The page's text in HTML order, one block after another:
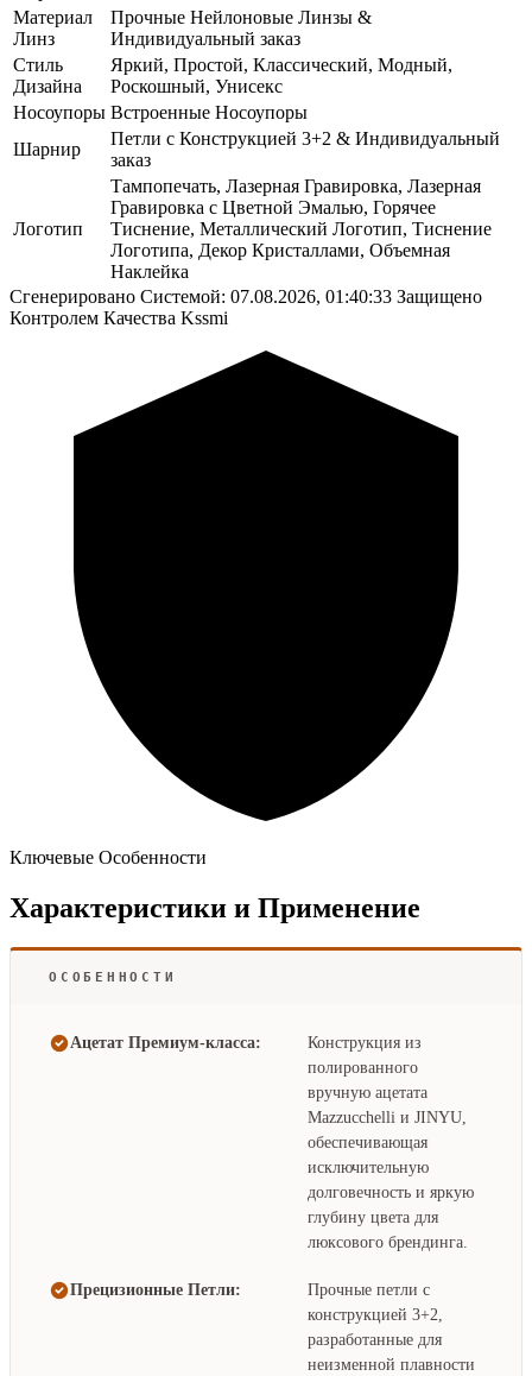
Материал
Линз
Прочные Нейлоновые Линзы &
Индивидуальный заказ
Стиль
Дизайна
Яркий, Простой, Классический, Модный,
Роскошный, Унисекс
Носоупоры Встроенные Носоупоры
Шарнир
Петли с Конструкцией 3+2 & Индивидуальный
заказ
Логотип
Тампопечать, Лазерная Гравировка, Лазерная
Гравировка с Цветной Эмалью, Горячее
Тиснение, Металлический Логотип, Тиснение
Логотипа, Декор Кристаллами, Объемная
Наклейка
Сгенерировано Системой: 07.08.2026, 01:40:33 Защищено
Контролем Качества Kssmi
Ключевые Особенности
Характеристики и Применение
ОСОБЕННОСТИ
Ацетат Премиум-класса:
Конструкция из
полированного
вручную ацетата
Mazzucchelli и JINYU,
обеспечивающая
исключительную
долговечность и яркую
глубину цвета для
люксового брендинга.
Прецизионные Петли:
Прочные петли с
конструкцией 3+2,
разработанные для
неизменной плавности